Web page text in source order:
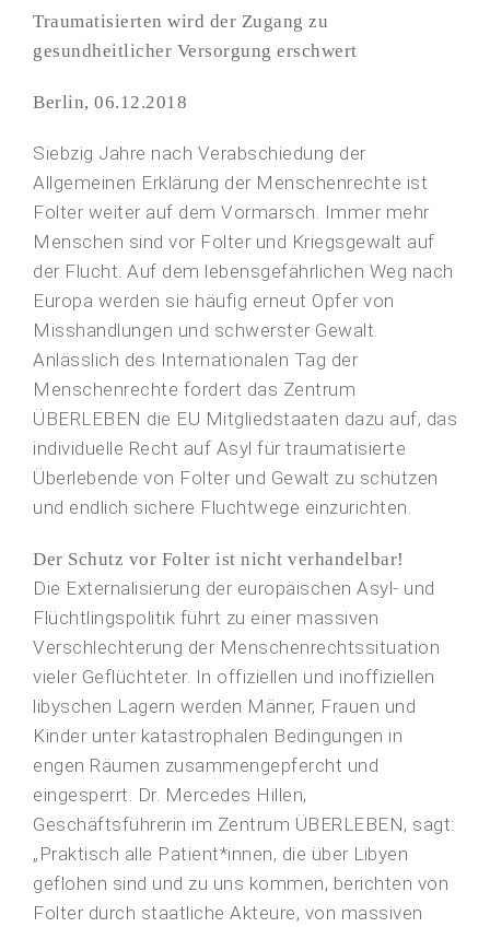
Traumatisierten wird der Zugang zu
gesundheitlicher Versorgung erschwert
Berlin, 06.12.2018
Siebzig Jahre nach Verabschiedung der
Allgemeinen Erklärung der Menschenrechte ist
Folter weiter auf dem Vormarsch. Immer mehr
Menschen sind vor Folter und Kriegsgewalt auf
der Flucht. Auf dem lebensgefährlichen Weg nach
Europa werden sie häufig erneut Opfer von
Misshandlungen und schwerster Gewalt.
Anlässlich des Internationalen Tag der
Menschenrechte fordert das Zentrum
ÜBERLEBEN die EU Mitgliedstaaten dazu auf, das
individuelle Recht auf Asyl für traumatisierte
Überlebende von Folter und Gewalt zu schützen
und endlich sichere Fluchtwege einzurichten.
Der Schutz vor Folter ist nicht verhandelbar!
Die Externalisierung der europäischen Asyl- und
Flüchtlingspolitik führt zu einer massiven
Verschlechterung der Menschenrechtssituation
vieler Geflüchteter. In offiziellen und inoffiziellen
libyschen Lagern werden Männer, Frauen und
Kinder unter katastrophalen Bedingungen in
engen Räumen zusammengepfercht und
eingesperrt. Dr. Mercedes Hillen,
Geschäftsführerin im Zentrum ÜBERLEBEN, sagt:
„Praktisch alle Patient*innen, die über Libyen
geflohen sind und zu uns kommen, berichten von
Folter durch staatliche Akteure, von massiven